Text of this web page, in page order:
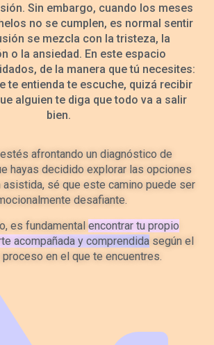
Sin embargo, cuando los meses
no se cumplen, es normal sentir
se mezcla con la tristeza, la
o la ansiedad. En este espacio
de la manera que tú necesites:
te entienda te escuche, quizá recibir
alguien te diga que todo va a salir
bien.
afrontando un diagnóstico de
hayas decidido explorar las opciones
asistida, sé que este camino puede ser
desafiante.
es fundamental encontrar tu propio
acompañada y comprendidasegún el
en el que te encuentres.